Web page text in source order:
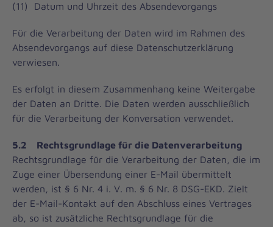
(11) Datum und Uhrzeit des Absendevorgangs
Für die Verarbeitung der Daten wird im Rahmen des
Absendevorgangs auf diese Datenschutzerklärung
verwiesen.
Es erfolgt in diesem Zusammenhang keine Weitergabe
der Daten an Dritte. Die Daten werden ausschließlich
für die Verarbeitung der Konversation verwendet.
5.2 Rechtsgrundlage für die Datenverarbeitung
Rechtsgrundlage für die Verarbeitung der Daten, die im
Zuge einer Übersendung einer E-Mail übermittelt
werden, ist § 6 Nr. 4 i. V. m. § 6 Nr. 8 DSG-EKD. Zielt
der E-Mail-Kontakt auf den Abschluss eines Vertrages
ab, so ist zusätzliche Rechtsgrundlage für die